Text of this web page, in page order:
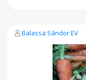
Balassa Sándor EV